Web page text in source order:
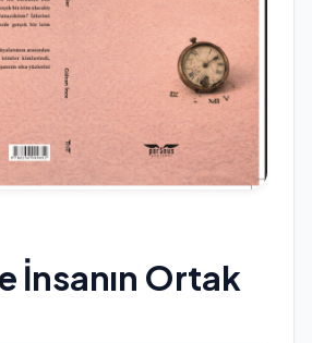
İnsanın Ortak